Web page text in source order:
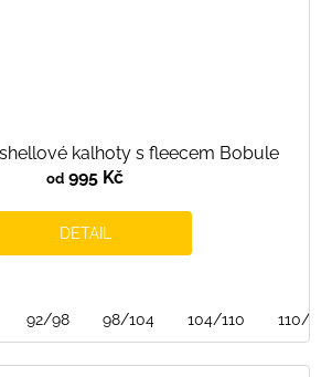
kalhoty s fleecem Bobule
od 995 Kč
DETAIL
92/98 98/104 104/110 110/116